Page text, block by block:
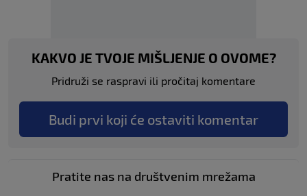
KAKVO JE TVOJE MIŠLJENJE O OVOME?
Pridruži se raspravi ili pročitaj komentare
Budi prvi koji će ostaviti komentar
Pratite nas na društvenim mrežama